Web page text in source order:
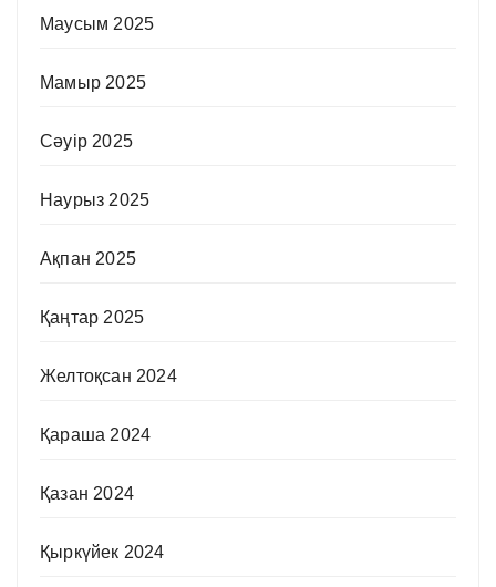
Маусым 2025
Мамыр 2025
Сәуір 2025
Наурыз 2025
Ақпан 2025
Қаңтар 2025
Желтоқсан 2024
Қараша 2024
Қазан 2024
Қыркүйек 2024